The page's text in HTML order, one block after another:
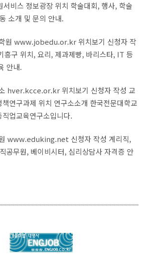
비스 정보광장 위치 학술대회, 행사, 학술
소개 및 문의 안내.
원 www.jobedu.or.kr 위치보기 신청자 작
흥구 위치, 요리, 제과제빵, 바리스타, IT 등
안내.
hver.kcce.or.kr 위치보기 신청자 작성 교
연구과제 위치 연구소소개 한국전문대학교
업교육연구소입니다.
www.eduking.net 신청자 작성 계리직,
공무원, 베이비시터, 심리상담사 자격증 안